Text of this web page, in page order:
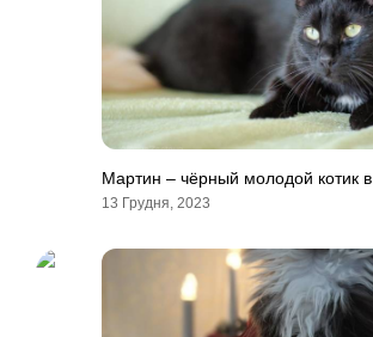
Мартин – чёрный молодой котик
13 Грудня, 2023